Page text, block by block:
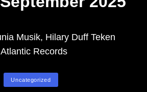
Categories
Uncategorized